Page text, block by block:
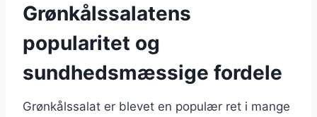
Grønkålssalatens
popularitet og
sundhedsmæssige fordele
Grønkålssalat er blevet en populær ret i mange